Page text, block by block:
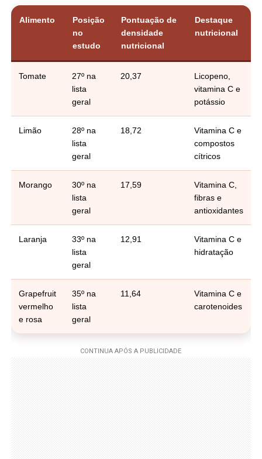
Alimento
Posição
no
estudo
Pontuação de
densidade
nutricional
Destaque
nutricional
Tomate
27º na
lista
geral
20,37
Licopeno,
vitamina C e
potássio
Limão
28º na
lista
geral
18,72
Vitamina C e
compostos
cítricos
Morango
30º na
lista
geral
17,59
Vitamina C,
fibras e
antioxidantes
Laranja
33º na
lista
geral
12,91
Vitamina C e
hidratação
Grapefruit
vermelho
e rosa
35º na
lista
geral
11,64
Vitamina C e
carotenoides